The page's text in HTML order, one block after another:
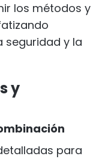
los métodos y
seguridad y la
y
para